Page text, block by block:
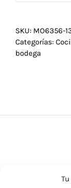
SKU: MO6356-
Categorías:
bodega